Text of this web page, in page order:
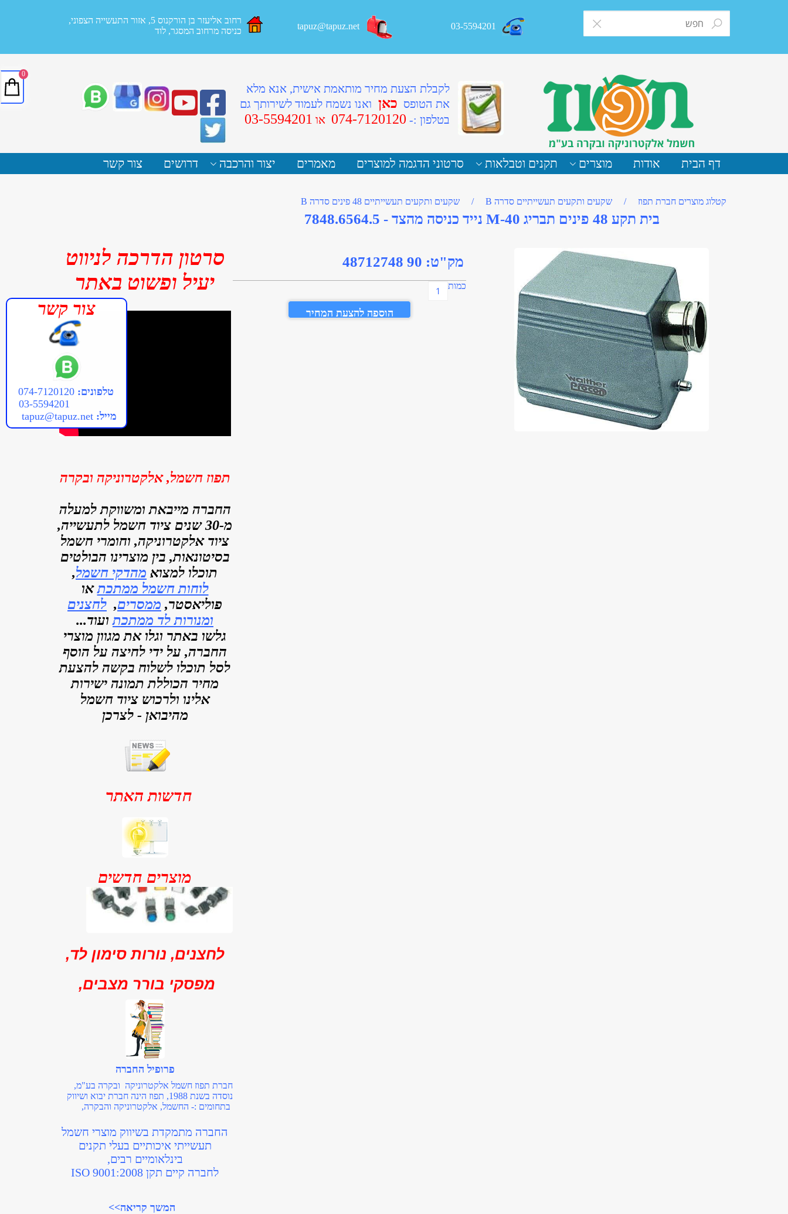
tapuz@tapuz.net
רחוב אליעזר בן הורקנוס 5, אזור התעשייה הצפוני,
כניסה מרחוב המסגר, לוד
לקבלת הצעת מחיר מותאמת אישית, אנא מלא
את הטופס כאן ואנו נשמח לעמוד לשירותך גם
בטלפון :- 074-7120120 או 03-5594201
דף הבית אודות מוצרים תקנים וטבלאות סרטוני הדגמה למוצרים מאמרים יצור והרכבה דרושים צור קשר
קטלוג מוצרים חברת תפוז / שקעים ותקעים תעשייתיים סדרה B / שקעים ותקעים תעשייתיים 48 פינים סדרה B
בית תקע 48 פינים תבריג M-40 נייד כניסה מהצד - 7848.6564.5
מק"ט: 90 48712748
כמות
הוספה להצעת המחיר
0
סרטון הדרכה לניווט
יעיל ופשוט באתר
תפוז חשמל, אלקטרוניקה ובקרה
החברה מייבאת ומשווקת למעלה
מ-30 שנים ציוד חשמל לתעשייה,
ציוד אלקטרוניקה, וחומרי חשמל
בסיטונאות, בין מוצרינו הבולטים
תוכלו למצוא מהדקי חשמל,
לוחות חשמל ממתכתאו
פוליאסטר, ממסרים, לחצנים
ומנורות לד ממתכתועוד...
גלשו באתר וגלו את מגוון מוצרי
החברה, על ידי לחיצה על הוסף
לסל תוכלו לשלוח בקשה להצעת
מחיר הכוללת תמונה ישירות
אלינו ולרכוש ציוד חשמל
מהיבואן - לצרכן
חדשות האתר
מוצרים חדשים
וזמזמים
מגוון רחב של לחצנים רגעיים
ואלטרנטביים, מנורות סימון לד,
מפסקי בוררי מצבים, לחצן חירום
פטריה וזמזמים מפלסטיק
בקטרים של 8, 10, 12, 16 מ"מ
לצפיה במוצרים>>
פרופיל החברה
חברת תפוז חשמל אלקטרוניקה ובקרה בע"מ,
נוסדה בשנת 1988, תפוז הינה חברת יבוא ושיווק
בתחומים :- החשמל, אלקטרוניקה והבקרה,
החברה מתמקדת בשיווק מוצרי חשמל
תעשייתי איכותיים בעלי תקנים
בינלאומיים רבים,
לחברה קיים תקן ISO 9001:2008
המשך קריאה>>
צור קשר
טלפונים: 074-7120120
03-5594201
מייל: tapuz@tapuz.net